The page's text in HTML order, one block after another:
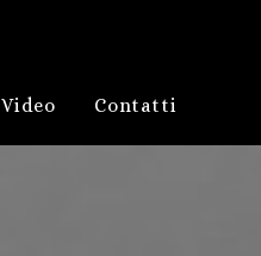
Video Contatti